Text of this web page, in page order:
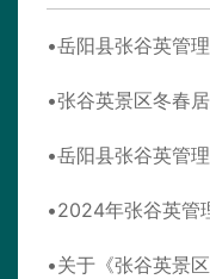
岳阳县张谷英管
岳阳县张谷英管
2024年张谷英管